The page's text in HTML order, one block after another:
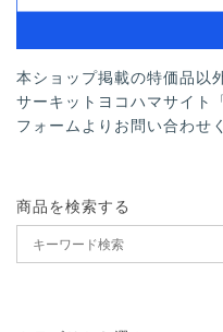
本ショップ掲載の特価品以
サーキットヨコハマサイト
フォームよりお問い合わせ
商品を検索する